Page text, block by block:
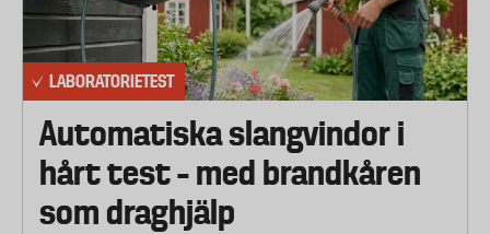
LABORATORIETEST
Automatiska slangvindor i
hårt test – med brandkåren
som draghjälp